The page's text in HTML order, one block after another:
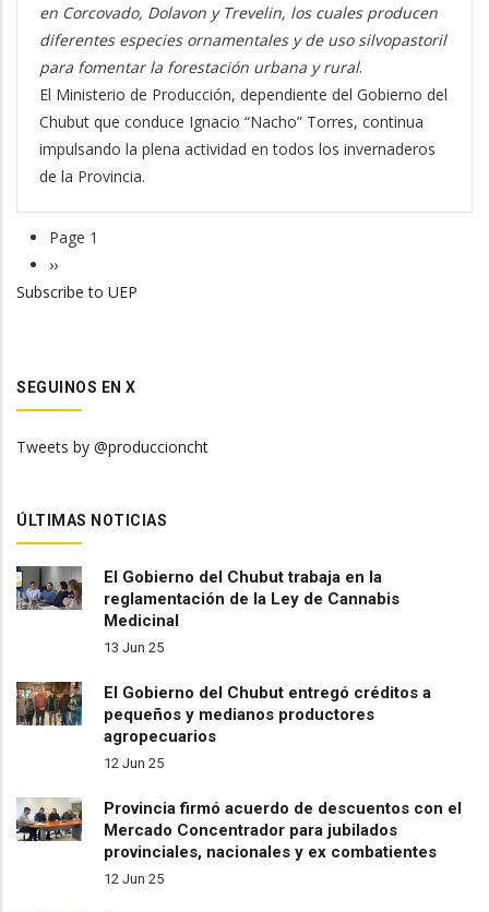
en Corcovado, Dolavon y Trevelin, los cuales producen
diferentes especies ornamentales y de uso silvopastoril
para fomentar la forestación urbana y rural.
El Ministerio de Producción, dependiente del Gobierno del
Chubut que conduce Ignacio “Nacho” Torres, continua
impulsando la plena actividad en todos los invernaderos
de la Provincia.
Pagination
Page 1
Next
page
››
Subscribe to UEP
SEGUINOS EN X
Tweets by @produccioncht
ÚLTIMAS NOTICIAS
El Gobierno del Chubut trabaja en la
reglamentación de la Ley de Cannabis
Medicinal
13 Jun 25
El Gobierno del Chubut entregó créditos a
pequeños y medianos productores
agropecuarios
12 Jun 25
Provincia firmó acuerdo de descuentos con el
Mercado Concentrador para jubilados
provinciales, nacionales y ex combatientes
12 Jun 25